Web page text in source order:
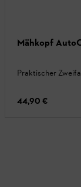
Mähkopf
Praktischer
44,90 €